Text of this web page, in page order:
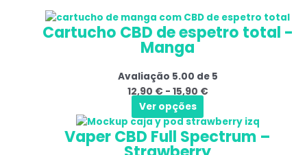
Cartucho CBD de espetro total -
Manga
Avaliação 5.00 de 5
12,90 € - 15,90 €
Gama
de
a
15,90 €
Ver opções
Este
produto
tem
variantes.
As
opções
podem
ser
Vaper CBD Full Spectrum –
Gama
de
preços:
Este
produto
tem